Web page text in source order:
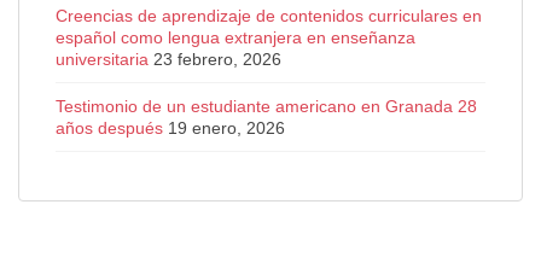
Creencias de aprendizaje de contenidos curriculares en
español como lengua extranjera en enseñanza
universitaria 23 febrero, 2026
Testimonio de un estudiante americano en Granada 28
años después 19 enero, 2026